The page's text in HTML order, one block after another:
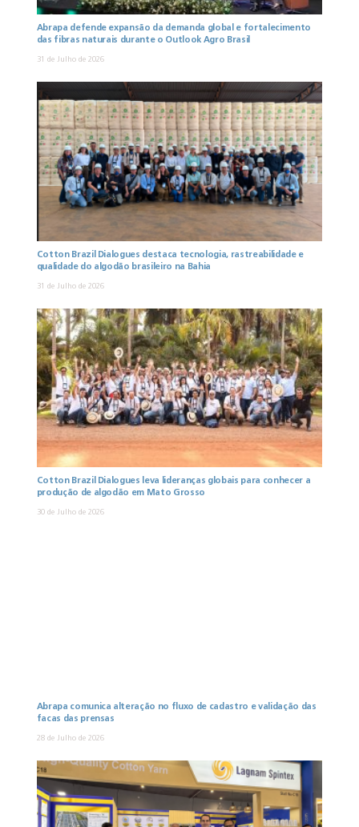
Abrapa defende expansão da demanda global e fortalecimento
das fibras naturais durante o Outlook Agro Brasil
31 de Julho de 2026
Cotton Brazil Dialogues destaca tecnologia, rastreabilidade e
qualidade do algodão brasileiro na Bahia
31 de Julho de 2026
Cotton Brazil Dialogues leva lideranças globais para conhecer a
produção de algodão em Mato Grosso
30 de Julho de 2026
Abrapa comunica alteração no fluxo de cadastro e validação das
facas das prensas
28 de Julho de 2026